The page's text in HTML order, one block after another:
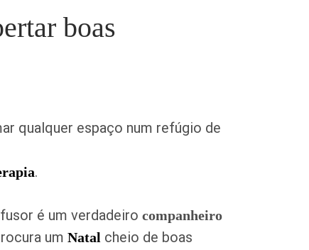
boas
qualquer espaço num refúgio de
.
é um verdadeiro companheiro
um Natal cheio de boas